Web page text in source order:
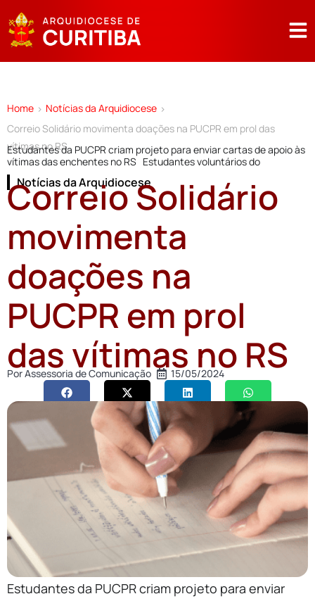
Home > Notícias da Arquidiocese >
Correio Solidário movimenta doações na PUCPR em prol das
vítimas no RS
Estudantes da PUCPR criam projeto para enviar cartas de apoio às
vítimas das enchentes no RS Estudantes voluntários do
Notícias da Arquidiocese
Correio Solidário
movimenta
doações na
PUCPR em prol
das vítimas no RS
PorAssessoria de Comunicação 15/05/2024
Estudantes da PUCPR criam projeto para enviar